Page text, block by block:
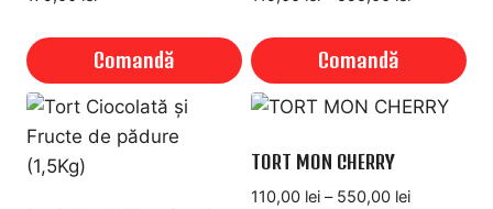
variații.
Opțiunile
pot
fi
alese
variații.
Opțiunile
pot
alese
în
Comandă
prețuri:
119,00 lei
până
Comandă
Acest
are
mai
TORT MON CHERRY
110,00 lei – 550,00 leiInterval